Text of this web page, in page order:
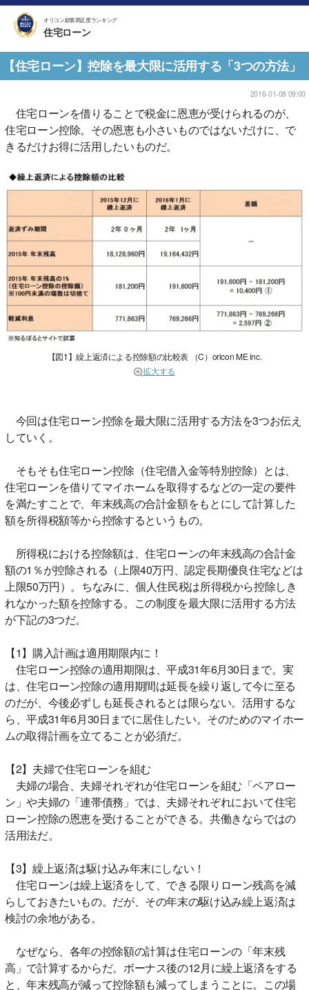
オリコン顧客満足度ランキング
住宅ローン
【住宅ローン】控除を最大限に活用する「3つの方法」
2016-01-08 09:00
住宅ローンを借りることで税金に恩恵が受けられるのが、
住宅ローン控除。その恩恵も小さいものではないだけに、で
きるだけお得に活用したいものだ。
【図1】繰上返済による控除額の比較表 （C）oricon ME inc.
拡大する
今回は住宅ローン控除を最大限に活用する方法を3つお伝え
していく。
そもそも住宅ローン控除（住宅借入金等特別控除）とは、
住宅ローンを借りてマイホームを取得するなどの一定の要件
を満たすことで、年末残高の合計金額をもとにして計算した
額を所得税額等から控除するというもの。
所得税における控除額は、住宅ローンの年末残高の合計金
額の1％が控除される（上限40万円、認定長期優良住宅などは
上限50万円）。ちなみに、個人住民税は所得税から控除しき
れなかった額を控除する。この制度を最大限に活用する方法
が下記の3つだ。
【1】購入計画は適用期限内に！
住宅ローン控除の適用期限は、平成31年6月30日まで。実
は、住宅ローン控除の適用期間は延長を繰り返して今に至る
のだが、今後必ずしも延長されるとは限らない。活用するな
ら、平成31年6月30日までに居住したい。そのためのマイホー
ムの取得計画を立てることが必須だ。
【2】夫婦で住宅ローンを組む
夫婦の場合、夫婦それぞれが住宅ローンを組む「ペアロー
ン」や夫婦の「連帯債務」では、夫婦それぞれにおいて住宅
ローン控除の恩恵を受けることができる。共働きならではの
活用法だ。
【3】繰上返済は駆け込み年末にしない！
住宅ローンは繰上返済をして、できる限りローン残高を減
らしておきたいもの。だが、その年末の駆け込み繰上返済は
検討の余地がある。
なぜなら、各年の控除額の計算は住宅ローンの「年末残
高」で計算するからだ。ボーナス後の12月に繰上返済をする
と、年末残高が減って控除額も減ってしまうことに。この場